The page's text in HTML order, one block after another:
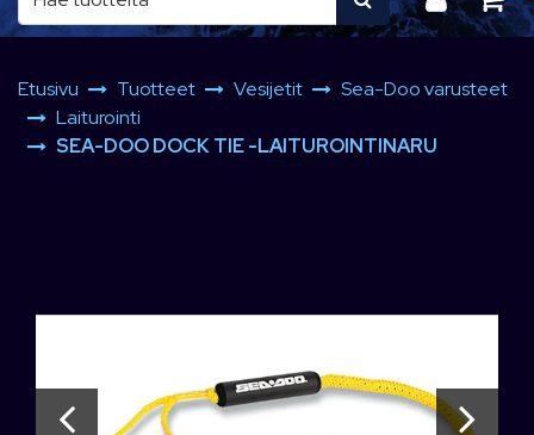
Etusivu Tuotteet Vesijetit
Sea-Doo varusteet
Laiturointi
SEA-DOO DOCK TIE -LAITUROINTINARU